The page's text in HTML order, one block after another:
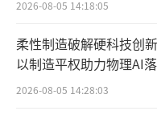
2026-08-05 14:18:05
柔性制造破解硬科技创
以制造平权助力物理AI
2026-08-05 14:28:03